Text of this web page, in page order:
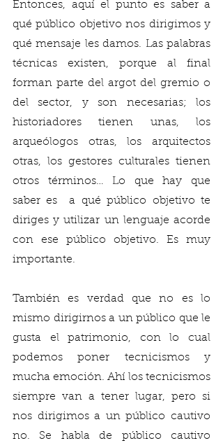
Entonces, aquí el punto es saber a
qué público objetivo nos dirigimos y
qué mensaje les damos. Las palabras
técnicas existen, porque al final
forman parte del argot del gremio o
del sector, y son necesarias; los
historiadores tienen unas, los
arqueólogos otras, los arquitectos
otras, los gestores culturales tienen
otros términos… Lo que hay que
saber es  a qué público objetivo te
diriges y utilizar un lenguaje acorde
con ese público objetivo. Es muy
importante.
También es verdad que no es lo
mismo dirigirnos a un público que le
gusta el patrimonio, con lo cual
podemos poner tecnicismos y
mucha emoción. Ahí los tecnicismos
siempre van a tener lugar, pero si
nos dirigimos a un público cautivo
no. Se habla de público cautivo